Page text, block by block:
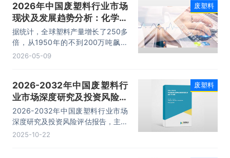
2026年中国废塑料行业市场
现状及发展趋势分析：化学回
收步入黄金发展期「图」
据统计，全球塑料产量增长了250多
倍，从1950年的不到200万吨飙升
至21世纪初的亿吨级。中国是世界
吨/年的区间范围内波动，回收利用
率在30%左右。
2026-05-09
废塑料
2026-2032年中国废塑料行
业市场深度研究及投资风险评
估报告
2026-2032年中国废塑料行业市场
深度研究及投资风险评估报告，主要
包括产业市场主要企业竞争性财务数
2025-10-22
废塑料